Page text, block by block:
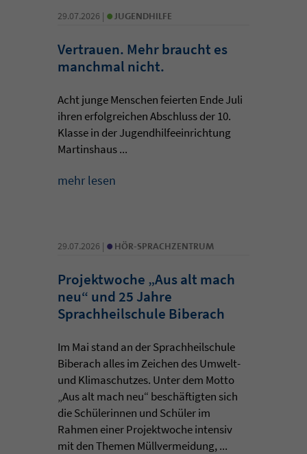
29.07.2026 | • JUGENDHILFE
Vertrauen. Mehr braucht es
manchmal nicht.
Acht junge Menschen feierten Ende Juli
ihren erfolgreichen Abschluss der 10.
Klasse in der Jugendhilfeeinrichtung
Martinshaus ...
mehr lesen
29.07.2026 | • HÖR-SPRACHZENTRUM
Projektwoche „Aus alt mach
neu“ und 25 Jahre
Sprachheilschule Biberach
Im Mai stand an der Sprachheilschule
Biberach alles im Zeichen des Umwelt-
und Klimaschutzes. Unter dem Motto
„Aus alt mach neu“ beschäftigten sich
die Schülerinnen und Schüler im
Rahmen einer Projektwoche intensiv
mit den Themen Müllvermeidung, ...